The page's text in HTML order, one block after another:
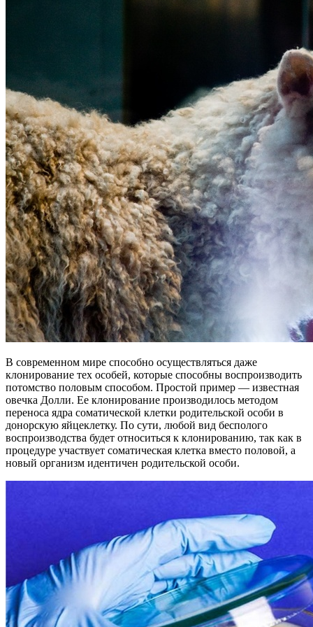
В современном мире способно осуществляться даже
клонирование тех особей, которые способны воспроизводить
потомство половым способом. Простой пример — известная
овечка Долли. Ее клонирование производилось методом
переноса ядра соматической клетки родительской особи в
донорскую яйцеклетку. По сути, любой вид бесполого
воспроизводства будет относиться к клонированию, так как в
процедуре участвует соматическая клетка вместо половой, а
новый организм идентичен родительской особи.